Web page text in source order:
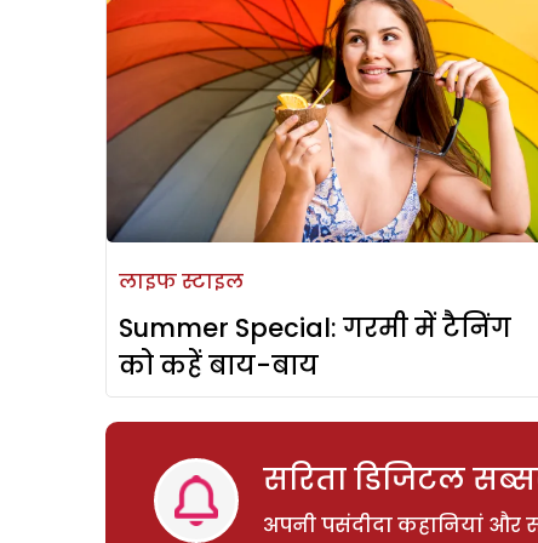
लाइफ स्टाइल
Summer Special: गरमी में टैनिंग
को कहें बाय-बाय
सरिता डिजिटल
अपनी पसंदीदा कहानियां और